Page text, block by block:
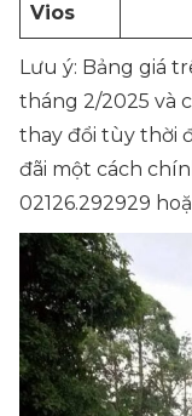
Vios
Lưu ý: Bảng giá
tháng 2/2025 và
thay đổi tùy thời
đãi một cách
02126.292929